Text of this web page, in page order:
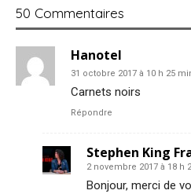
50 Commentaires
Hanotel
31 octobre 2017 à 10 h 25
Carnets noirs
Répondre
Stephen King
2 novembre 2017 à 18 h
Bonjour, merci de